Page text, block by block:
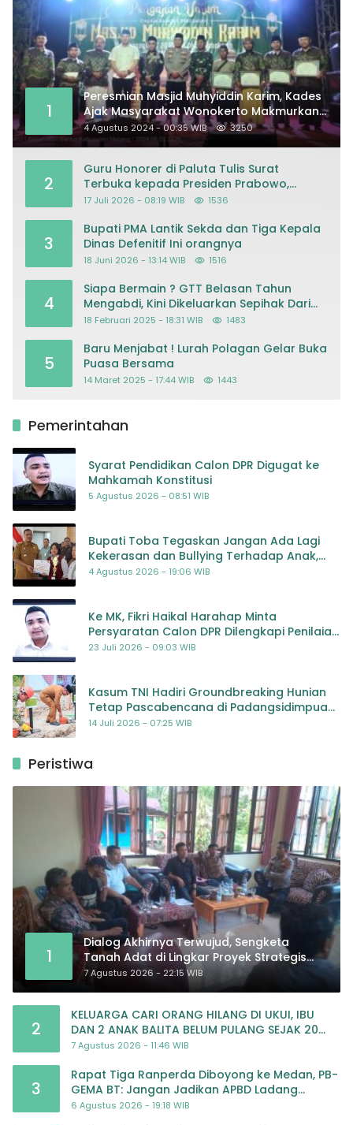
1
Peresmian Masjid Muhyiddin Karim, Kades
Ajak Masyarakat Wonokerto Makmurkan
Masjid
4 Agustus 2024 - 00:35 WIB 3250
2
Guru Honorer di Paluta Tulis Surat
Terbuka kepada Presiden Prabowo,
Mohon Keadilan atas Dugaan
17 Juli 2026 - 08:19 WIB 1536
3
Bupati PMA Lantik Sekda dan Tiga Kepala
Dinas Defenitif Ini orangnya
18 Juni 2026 - 13:14 WIB 1516
4
Siapa Bermain ? GTT Belasan Tahun
Mengabdi, Kini Dikeluarkan Sepihak Dari
Dapodik
18 Februari 2025 - 18:31 WIB 1483
5
Baru Menjabat ! Lurah Polagan Gelar Buka
Puasa Bersama
14 Maret 2025 - 17:44 WIB 1443
Pemerintahan
Syarat Pendidikan Calon DPR Digugat ke
Mahkamah Konstitusi
5 Agustus 2026 - 08:51 WIB
Bupati Toba Tegaskan Jangan Ada Lagi
Kekerasan dan Bullying Terhadap Anak,
Dorong Kolaborasi Seluruh Pihak
4 Agustus 2026 - 19:06 WIB
Ke MK, Fikri Haikal Harahap Minta
Persyaratan Calon DPR Dilengkapi Penilaian
Kompetensi
23 Juli 2026 - 09:03 WIB
Kasum TNI Hadiri Groundbreaking Hunian
Tetap Pascabencana di Padangsidimpuan,
Harapan Baru bagi Penyintas
14 Juli 2026 - 07:25 WIB
Peristiwa
1
Dialog Akhirnya Terwujud, Sengketa
Tanah Adat di Lingkar Proyek Strategis
Nasional Memasuki Babak Baru
7 Agustus 2026 - 22:15 WIB
2
KELUARGA CARI ORANG HILANG DI UKUI, IBU
DAN 2 ANAK BALITA BELUM PULANG SEJAK 20
JULI 2026
7 Agustus 2026 - 11:46 WIB
3
Rapat Tiga Ranperda Diboyong ke Medan, PB-
GEMA BT: Jangan Jadikan APBD Ladang
Pembiayaan yang Tak Perlu
6 Agustus 2026 - 19:18 WIB